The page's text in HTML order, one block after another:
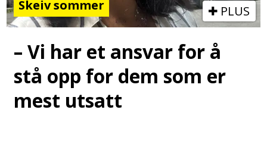
Skeiv sommer PLUS
– Vi har et ansvar for å
stå opp for dem som er
mest utsatt